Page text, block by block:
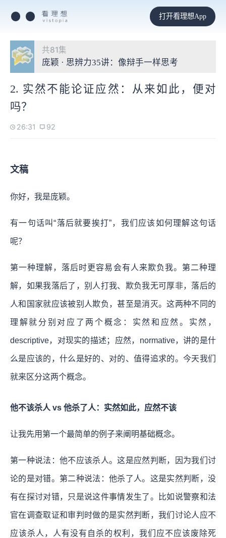
打开看理想App
共81集
庞颖 · 思辨力35讲：像辩手一样思考
2. 实然不能论证应然：从来如此，便对
吗？
26:31 92
文稿
你好，我是庞颖。
有一句话叫“落后就要挨打”，我们应该如何理解这句话
呢？
第一种理解，落后时更容易会有人来欺负我。第二种理
解，如果我落后了，别人打我、欺负我无可厚非，落后的
人和国家就应该被别人欺负，甚至是消灭。这两种不同的
理解就分别对应了两个概念：实然和应然。 实然，
descriptive，对现实的描述；应然，normative，讲的是什
么是应该的，什么是好的、对的、值得追求的。 今天我们
就来区分这两个概念。
他不该杀人 vs 他杀了人：实然如此，应然不该
让我先用第一个最简单的例子来阐明基础概念。
第一种说法：他不应该杀人。这是应然判断，因为我们讨
论的是对错。第二种说法：他杀了人。这是实然判断，没
有在探讨对错，只是说这件事情发生了。比如说警察和法
官在调查取证和审判时做的是实然判断，我们讨论人应不
应该杀人，人有没有自杀的权利，我们应不应该废除死